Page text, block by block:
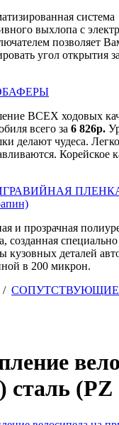
система
выхлопа с
позволяет
угол открытия
ВСЕХ ходовых
всего за 6 826р.
делают чудеса. Легко
Корейское
ПЛЕНКА
и прозрачная
созданная
кузовных деталей
в 200 микрон.
/
сталь (PZ